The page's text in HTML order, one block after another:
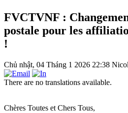
FVCTVNF :
postale pour les
!
Chủ nhật, 04 Tháng 1 2026 22:38
There are no translations available.
Chères Toutes et Chers Tous,